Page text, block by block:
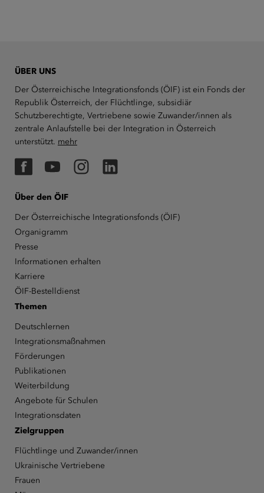
ÜBER UNS
Der Österreichische Integrationsfonds (ÖIF) ist ein Fonds der
Republik Österreich, der Flüchtlinge, subsidiär
Schutzberechtigte, Vertriebene sowie Zuwander/innen als
zentrale Anlaufstelle bei der Integration in Österreich
unterstützt. mehr
FacebookYouTubeInstagramLinkedIn
Über den ÖIF
Der Österreichische Integrationsfonds (ÖIF)
Organigramm
Presse
Informationen erhalten
Karriere
ÖIF-Bestelldienst
Themen
Deutschlernen
Integrationsmaßnahmen
Förderungen
Publikationen
Weiterbildung
Angebote für Schulen
Integrationsdaten
Zielgruppen
Flüchtlinge und Zuwander/innen
Ukrainische Vertriebene
Frauen